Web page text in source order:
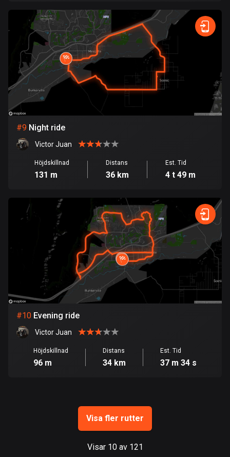
19 rutter
Gabon
8 rutter
Gambia
1 rutt
Georgien
86 rutter
Gibraltar
Grekland
4668 rutter
Grenada
22 rutter
Grönland
0 rutter
Guadeloupe
Guam
#9 Night ride
Victor Juan
Höjdskillnad
131 m
Distans
36 km
Est. Tid
4 t 49 m
#10 Evening ride
Victor Juan
Höjdskillnad
96 m
Distans
34 km
Est. Tid
37 m 34 s
Visa fler rutter
Visar 10 av 121